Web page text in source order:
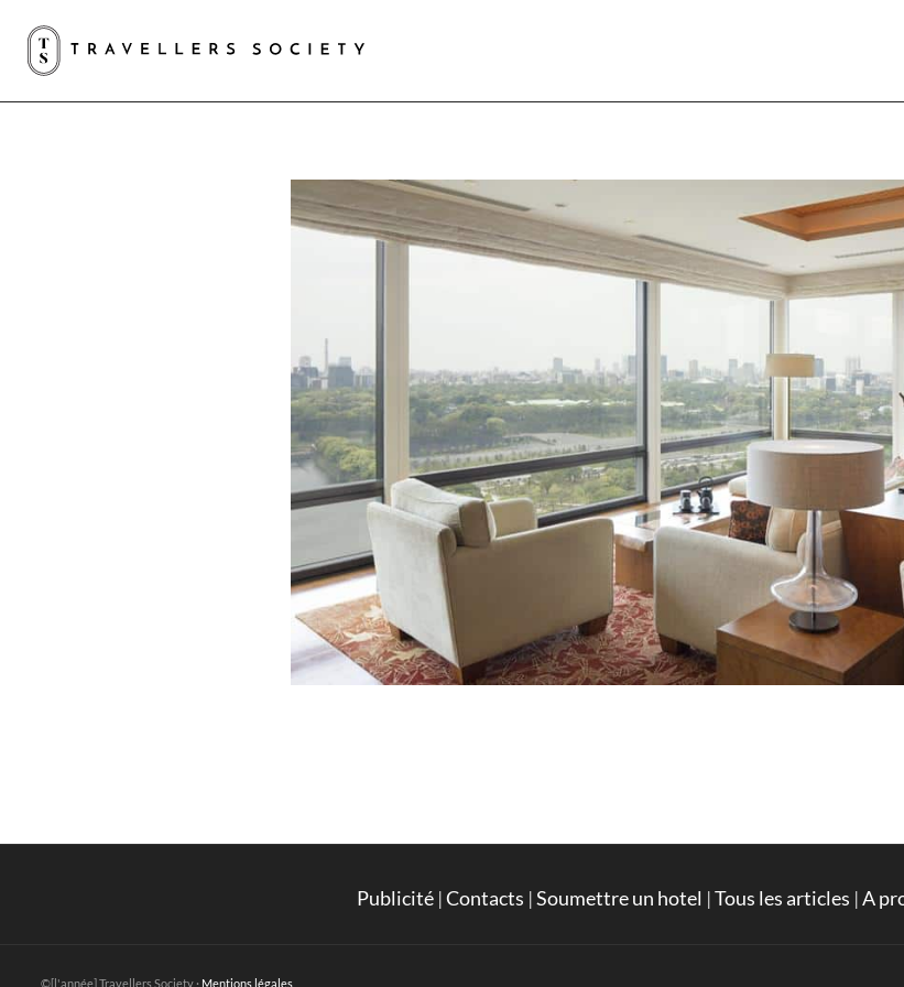
Publicité |Contacts |Soumettre un hotel |Tous les articles |A
©[l'année] Travellers Society · Mentions légales